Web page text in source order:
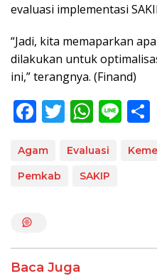
evaluasi implementasi
“Jadi, kita memaparkan
dilakukan untuk
ini,” terangnya. (Finand)
F
ac
e
b
k
T
w
itt
er
W
h
at
s
p
Li
n
e
Agam Evaluasi
Pemkab
SAKIP
Baca Juga